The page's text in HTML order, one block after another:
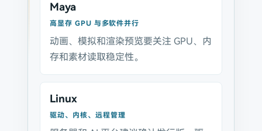
Maya
高显存 GPU 与多软件并行
动画、模拟和渲染预览要关注 GPU、内
存和素材读取稳定性。
Linux
驱动、内核、远程管理